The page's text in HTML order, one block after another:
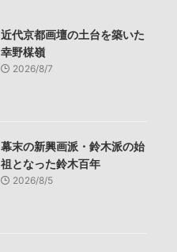
近代京都画壇の土台を築いた
幸野楳嶺
2026/8/7
幕末の新興画派・鈴木派の始
祖となった鈴木百年
2026/8/5